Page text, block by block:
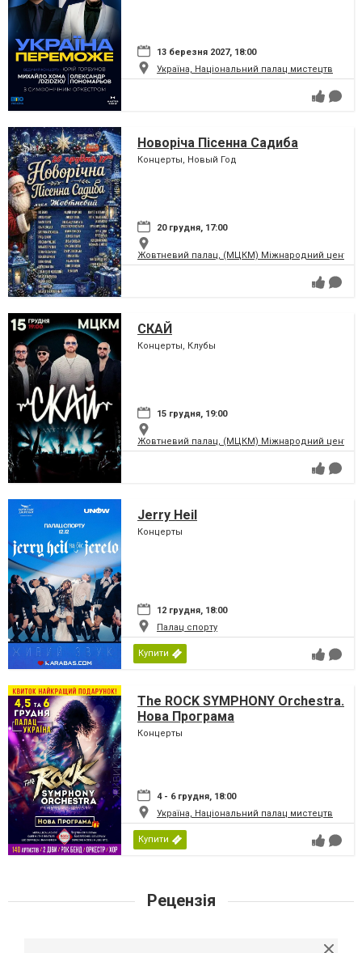
13 березня 2027, 18:00
Україна, Національний палац мистецтв
Новоріча Пісенна Садиба
Концерты, Новый Год
20 грудня, 17:00
Жовтневий палац, (МЦКМ) Міжнародний центр
СКАЙ
Концерты, Клубы
15 грудня, 19:00
Жовтневий палац, (МЦКМ) Міжнародний центр
Jerry Heil
Концерты
12 грудня, 18:00
Палац спорту
Купити
The ROCK SYMPHONY Orchestra.
Нова Програма
Концерты
4 - 6 грудня, 18:00
Україна, Національний палац мистецтв
Купити
Рецензія